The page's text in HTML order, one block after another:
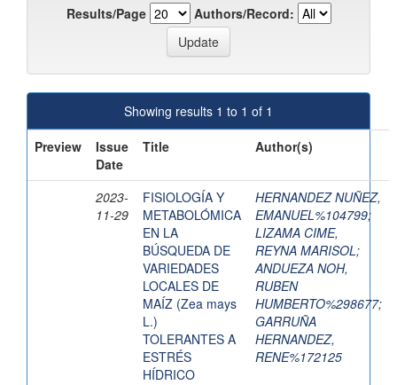
Results/Page
Authors/Record:
Showing results 1 to 1 of 1
Preview
Issue
Date
Title Author(s)
2023-
11-29
FISIOLOGÍA Y
METABOLÓMICA
EN LA
BÚSQUEDA DE
VARIEDADES
LOCALES DE
MAÍZ (Zea mays
L.)
TOLERANTES A
ESTRÉS
HÍDRICO
HERNANDEZ NUÑEZ,
EMANUEL%104799;
LIZAMA CIME,
REYNA MARISOL;
ANDUEZA NOH,
RUBEN
HUMBERTO%298677;
GARRUÑA
HERNANDEZ,
RENE%172125